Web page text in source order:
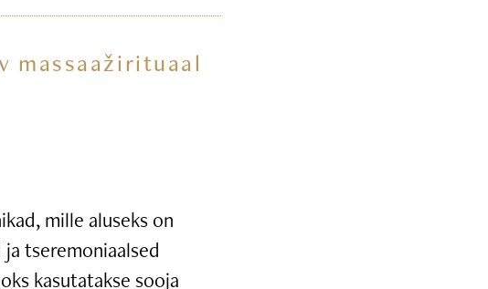
massaažirituaal
mille aluseks on
tseremoniaalsed
kasutatakse sooja